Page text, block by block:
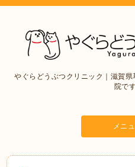
やぐらどうぶつクリニック｜滋賀
院で
メニ